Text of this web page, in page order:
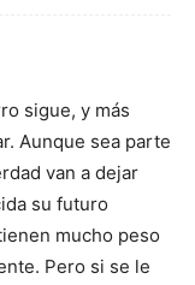
sigue, y más
Aunque sea parte
van a dejar
su futuro
mucho peso
Pero si se le